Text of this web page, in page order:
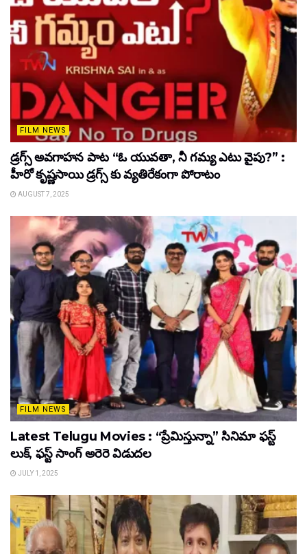
FILM NEWS
డ్రగ్స్ అవగాహన పాట “ఓ యువతా, నీ గమ్య ఎటు వైపు?” :
హీరో కృష్ణసాయి డ్రగ్స్ కు వ్యతిరేకంగా పోరాటం
AUGUST 7, 2025
FILM NEWS
Latest Telugu Movies : “ప్రేమిస్తున్నా” సినిమా ఫస్ట్
లుక్, ఫస్ట్ సాంగ్ అరెరె విడుదల
JULY 1, 2025